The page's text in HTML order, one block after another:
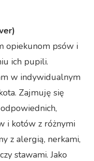
opiekunom psów i
ich pupili.
w indywidualnym
Zajmuję się
i kotów z różnymi
z alergią, nerkami,
stawami. Jako